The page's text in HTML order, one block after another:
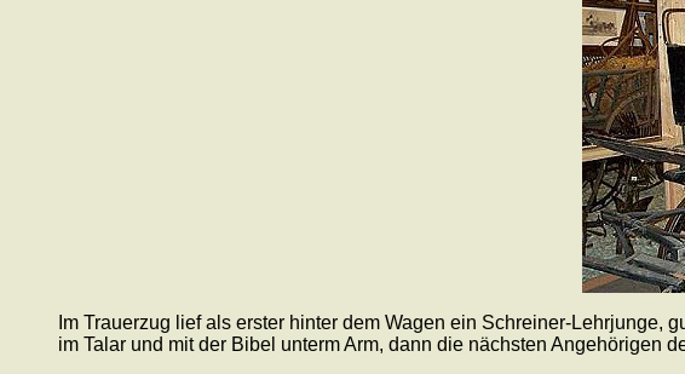
Im Trauerzug lief als erster hinter dem Wagen ein Schreiner-Lehrjunge,
im Talar und mit der Bibel unterm Arm, dann die nächsten Angehörigen